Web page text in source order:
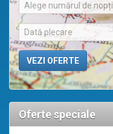
Alege numărul de nopți
Oferte speciale